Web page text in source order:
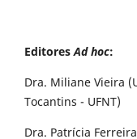
Editores Ad hoc:
Dra. Miliane Vieira
Tocantins - UFNT)
Dra. Patrícia